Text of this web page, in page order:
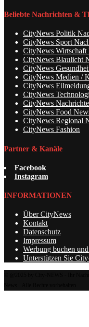
Beliebte Nachrichten &
CityNews Politik
CityNews Sport
CityNews Wirtschaft
CityNews Blaulicht
CityNews
CityNews Medien /
CityNews
CityNews
CityNews
CityNews Food
CityNews Regional
CityNews Fashion
Partner & Kanäle
Facebook
Instagram
INFORMATIONEN
Über CityNews
Kontakt
Datenschutz
Impressum
Werbung buchen
Unterstützen Sie